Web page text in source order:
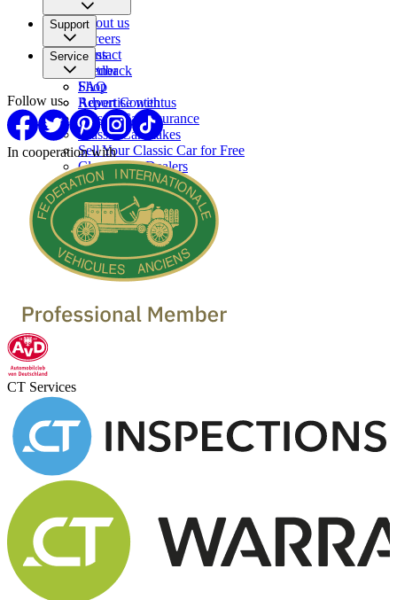
About us
Careers
Press
Partner
Support
Contact
Feedback
FAQ
Report Content
Service
Shop
Advertise with us
Classic Car Insurance
Classic Car makes
Sell Your Classic Car for Free
Classic Car Dealers
Follow us
In cooperation with
CT Services